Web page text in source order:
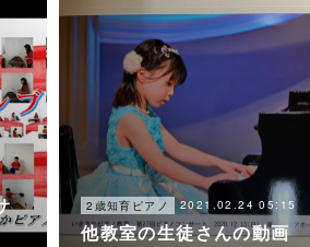
2歳知育ピアノ 2021.02.24 05:15
他教室の生徒さんの動画